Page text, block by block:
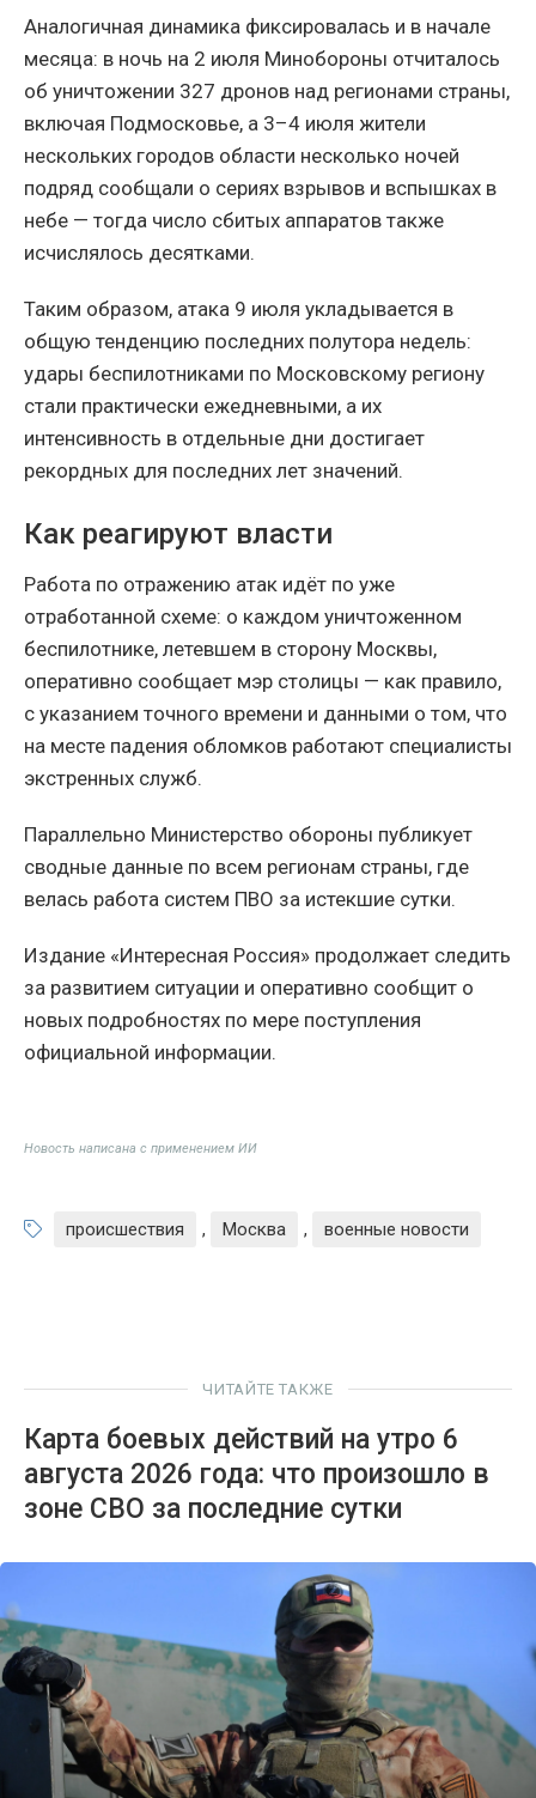
Аналогичная динамика фиксировалась и в начале
месяца: в ночь на 2 июля Минобороны отчиталось
об уничтожении 327 дронов над регионами страны,
включая Подмосковье, а 3–4 июля жители
нескольких городов области несколько ночей
подряд сообщали о сериях взрывов и вспышках в
небе — тогда число сбитых аппаратов также
исчислялось десятками.
Таким образом, атака 9 июля укладывается в
общую тенденцию последних полутора недель:
удары беспилотниками по Московскому региону
стали практически ежедневными, а их
интенсивность в отдельные дни достигает
рекордных для последних лет значений.
Как реагируют власти
Работа по отражению атак идёт по уже
отработанной схеме: о каждом уничтоженном
беспилотнике, летевшем в сторону Москвы,
оперативно сообщает мэр столицы — как правило,
с указанием точного времени и данными о том, что
на месте падения обломков работают специалисты
экстренных служб.
Параллельно Министерство обороны публикует
сводные данные по всем регионам страны, где
велась работа систем ПВО за истекшие сутки.
Издание «Интересная Россия» продолжает следить
за развитием ситуации и оперативно сообщит о
новых подробностях по мере поступления
официальной информации.
Новость написана с применением ИИ
происшествия , Москва , военные новости
ЧИТАЙТЕ ТАКЖЕ
Карта боевых действий на утро 6
августа 2026 года: что произошло в
зоне СВО за последние сутки